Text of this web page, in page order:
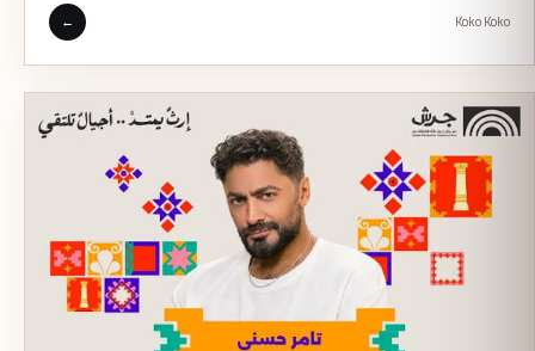
Koko Koko
←